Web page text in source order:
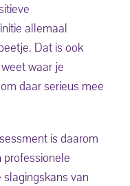
allemaal
Dat is ook
waar je
daar serieus mee
is daarom
professionele
van